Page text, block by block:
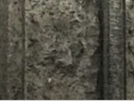
Zum
Inhalt
springen